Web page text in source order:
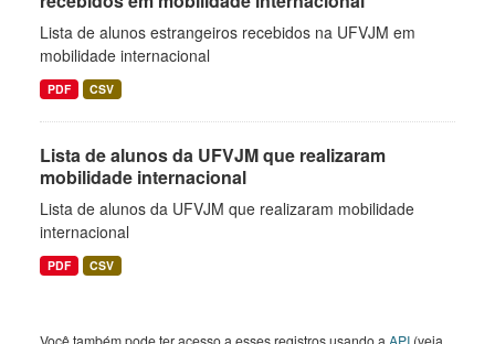
Lista de alunos estrangeiros recebidos na UFVJM em
mobilidade internacional
PDF CSV
Lista de alunos da UFVJM que realizaram
mobilidade internacional
Lista de alunos da UFVJM que realizaram mobilidade
internacional
PDF CSV
Você também pode ter acesso a esses registros usando a API (veja